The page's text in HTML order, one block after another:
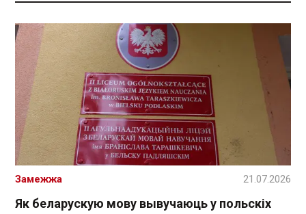
Як беларускую мову вывучаюць у польскіх
Замежжа 21.07.2026